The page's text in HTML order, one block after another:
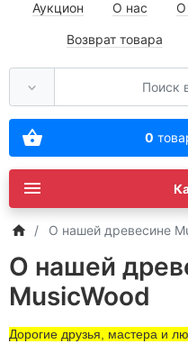
Аукцион О нас О
Возврат товара
0
О нашей древесине
О нашей
MusicWood
Дорогие друзья, мастера и